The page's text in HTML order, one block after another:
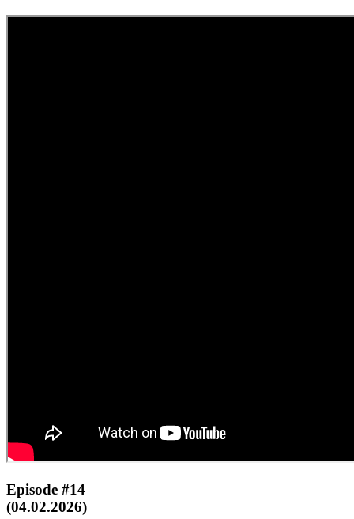
Episode #14
(04.02.2026)